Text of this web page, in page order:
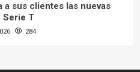
sus clientes las nuevas
Serie T
284